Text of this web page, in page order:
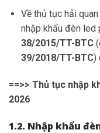
Về thủ tục hải
nhập khẩu đèn led
38/2015/TT-BTC
39/2018/TT-BTC)
==>> Thủ tục nhập
2026
1.2. Nhập khẩu